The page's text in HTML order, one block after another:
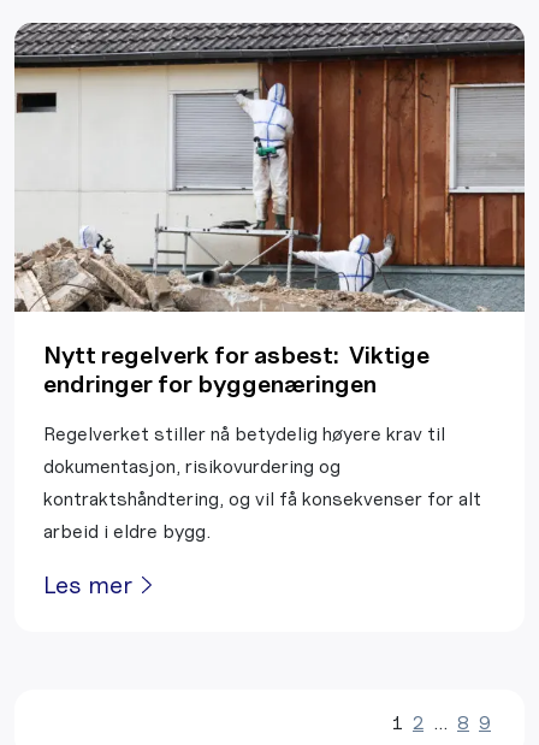
Nytt regelverk for asbest: Viktige
endringer for byggenæringen
Regelverket stiller nå betydelig høyere krav til
dokumentasjon, risikovurdering og
kontraktshåndtering, og vil få konsekvenser for alt
arbeid i eldre bygg.
Les mer
1 2 … 8 9